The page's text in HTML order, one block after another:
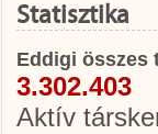
Statisztika
Eddigi összes
3.302.403
Aktív